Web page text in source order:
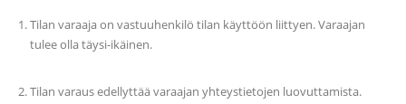
Tilan varaaja on vastuuhenkilö tilan käyttöön liittyen. Varaajan
tulee olla täysi-ikäinen.
Tilan varaus edellyttää varaajan yhteystietojen luovuttamista.